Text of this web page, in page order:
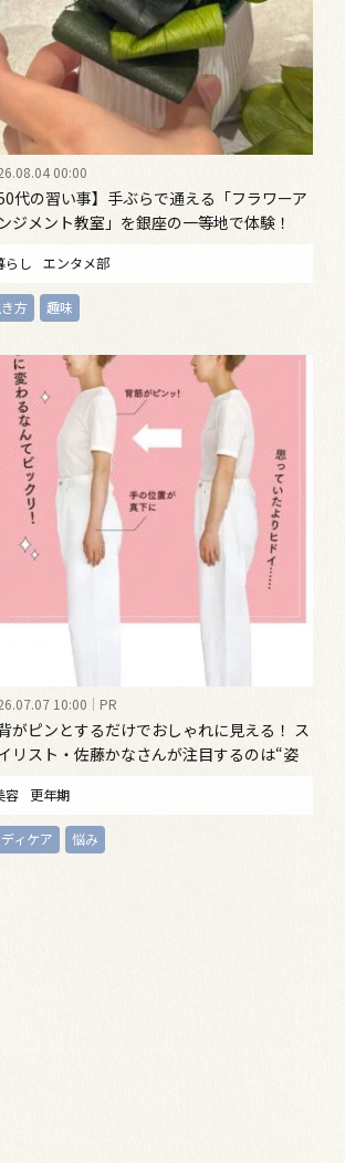
00:00
50代の習い事】手ぶらで通える「フラワーア
ジメント教室」を銀座の一等地で体験！
らし エンタメ部
方 趣味
10:00 PR
がピンとするだけでおしゃれに見える！ ス
リスト・佐藤かなさんが注目するのは“姿
容 更年期
ィケア 悩み